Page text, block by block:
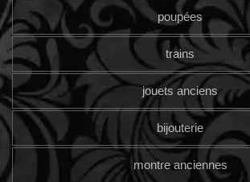
poupées
trains
jouets anciens
bijouterie
montre anciennes